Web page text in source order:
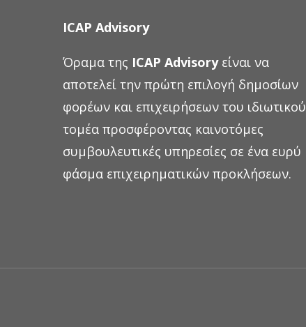
ICAP Advisory
Όραμα της ICAP Advisoryείναι να
αποτελεί την πρώτη επιλογή δημοσίων
φορέων και επιχειρήσεων του ιδιωτικού
τομέα προσφέροντας καινοτόμες
συμβουλευτικές υπηρεσίες σε ένα ευρύ
φάσμα επιχειρηματικών προκλήσεων.